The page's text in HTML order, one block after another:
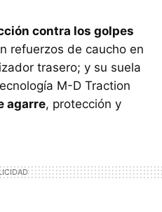
contra los golpes
refuerzos de caucho en
trasero; y su suela
M-D Traction
agarre, protección y